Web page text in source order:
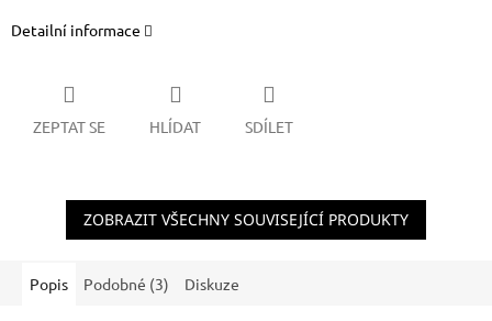
Detailní informace
ZEPTAT SE HLÍDAT SDÍLET
ZOBRAZIT VŠECHNY SOUVISEJÍCÍ PRODUKTY
Popis Podobné (3) Diskuze